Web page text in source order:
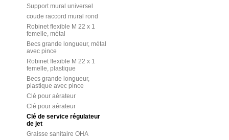
Support mural universel
coude raccord mural rond
Robinet flexible M 22 x 1
femelle, métal
Becs grande longueur, métal
avec pince
Robinet flexible M 22 x 1
femelle, plastique
Becs grande longueur,
plastique avec pince
Clé pour aérateur
Clé pour aérateur
Clé de service régulateur
de jet
Graisse sanitaire OHA